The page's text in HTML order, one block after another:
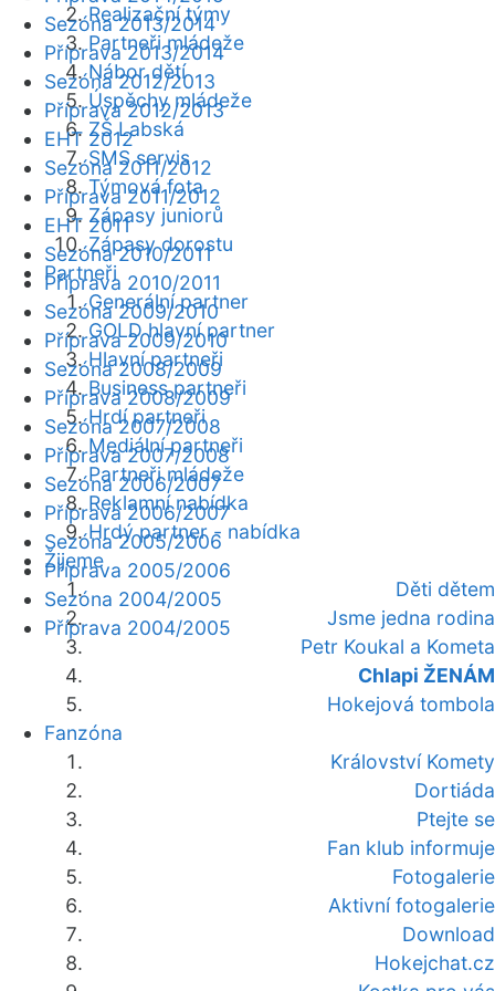
Realizační týmy
Partneři mládeže
Nábor dětí
Úspěchy mládeže
ZŠ Labská
SMS servis
Týmová fota
Zápasy juniorů
Zápasy dorostu
Partneři
Generální partner
GOLD hlavní partner
Hlavní partneři
Business partneři
Hrdí partneři
Mediální partneři
Partneři mládeže
Reklamní nabídka
Hrdý partner - nabídka
Žijeme
Děti dětem
Jsme jedna rodina
Petr Koukal a Kometa
Chlapi ŽENÁM
Hokejová tombola
Fanzóna
Království Komety
Dortiáda
Ptejte se
Fan klub informuje
Fotogalerie
Aktivní fotogalerie
Download
Hokejchat.cz
Sezóna 2013/2014
Příprava 2013/2014
Sezóna 2012/2013
Příprava 2012/2013
EHT 2012
Sezóna 2011/2012
Příprava 2011/2012
EHT 2011
Sezóna 2010/2011
Příprava 2010/2011
Sezóna 2009/2010
Příprava 2009/2010
Sezóna 2008/2009
Příprava 2008/2009
Sezóna 2007/2008
Příprava 2007/2008
Sezóna 2006/2007
Příprava 2006/2007
Sezóna 2005/2006
Příprava 2005/2006
Sezóna 2004/2005
Příprava 2004/2005